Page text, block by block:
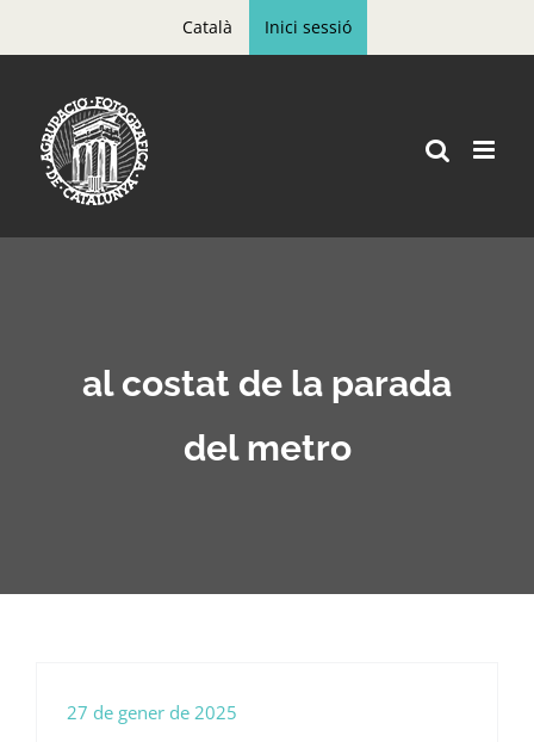
to
content
Català Inici sessió
al costat de la parada
del metro
27 de gener de 2025